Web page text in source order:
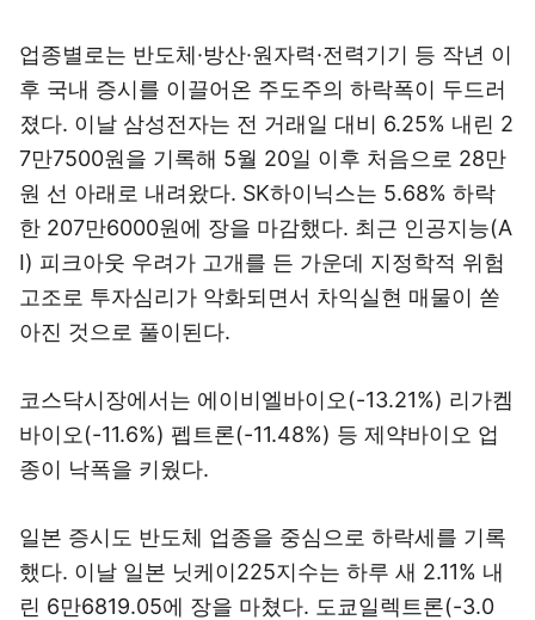
업종별로는 반도체·방산·원자력·전력기기 등 작년 이
후 국내 증시를 이끌어온 주도주의 하락폭이 두드러
졌다. 이날 삼성전자는 전 거래일 대비 6.25% 내린 2
7만7500원을 기록해 5월 20일 이후 처음으로 28만
원 선 아래로 내려왔다. SK하이닉스는 5.68% 하락
한 207만6000원에 장을 마감했다. 최근 인공지능(A
I) 피크아웃 우려가 고개를 든 가운데 지정학적 위험
고조로 투자심리가 악화되면서 차익실현 매물이 쏟
아진 것으로 풀이된다.
코스닥시장에서는 에이비엘바이오(-13.21%) 리가켐
바이오(-11.6%) 펩트론(-11.48%) 등 제약바이오 업
종이 낙폭을 키웠다.
일본 증시도 반도체 업종을 중심으로 하락세를 기록
했다. 이날 일본 닛케이225지수는 하루 새 2.11% 내
린 6만6819.05에 장을 마쳤다. 도쿄일렉트론(-3.0